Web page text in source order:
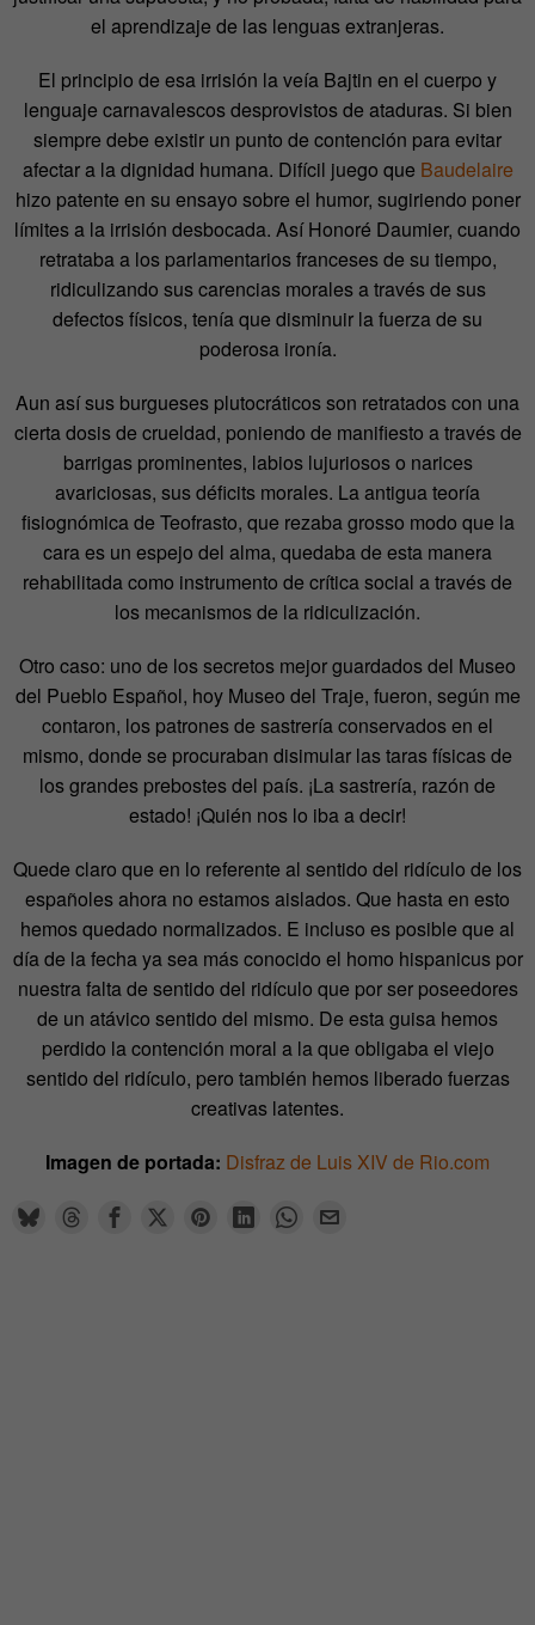
el aprendizaje de las lenguas extranjeras.
El principio de esa irrisión la veía Bajtin en el cuerpo y
lenguaje carnavalescos desprovistos de ataduras. Si bien
siempre debe existir un punto de contención para evitar
afectar a la dignidad humana. Difícil juego que Baudelaire
hizo patente en su ensayo sobre el humor, sugiriendo poner
límites a la irrisión desbocada. Así Honoré Daumier, cuando
retrataba a los parlamentarios franceses de su tiempo,
ridiculizando sus carencias morales a través de sus
defectos físicos, tenía que disminuir la fuerza de su
poderosa ironía.
Aun así sus burgueses plutocráticos son retratados con una
cierta dosis de crueldad, poniendo de manifiesto a través de
barrigas prominentes, labios lujuriosos o narices
avariciosas, sus déficits morales. La antigua teoría
fisiognómica de Teofrasto, que rezaba grosso modo que la
cara es un espejo del alma, quedaba de esta manera
rehabilitada como instrumento de crítica social a través de
los mecanismos de la ridiculización.
Otro caso: uno de los secretos mejor guardados del Museo
del Pueblo Español, hoy Museo del Traje, fueron, según me
contaron, los patrones de sastrería conservados en el
mismo, donde se procuraban disimular las taras físicas de
los grandes prebostes del país. ¡La sastrería, razón de
estado! ¡Quién nos lo iba a decir!
Quede claro que en lo referente al sentido del ridículo de los
españoles ahora no estamos aislados. Que hasta en esto
hemos quedado normalizados. E incluso es posible que al
día de la fecha ya sea más conocido el homo hispanicus por
nuestra falta de sentido del ridículo que por ser poseedores
de un atávico sentido del mismo. De esta guisa hemos
perdido la contención moral a la que obligaba el viejo
sentido del ridículo, pero también hemos liberado fuerzas
creativas latentes.
Imagen de portada: Disfraz de Luis XIV de Rio.com